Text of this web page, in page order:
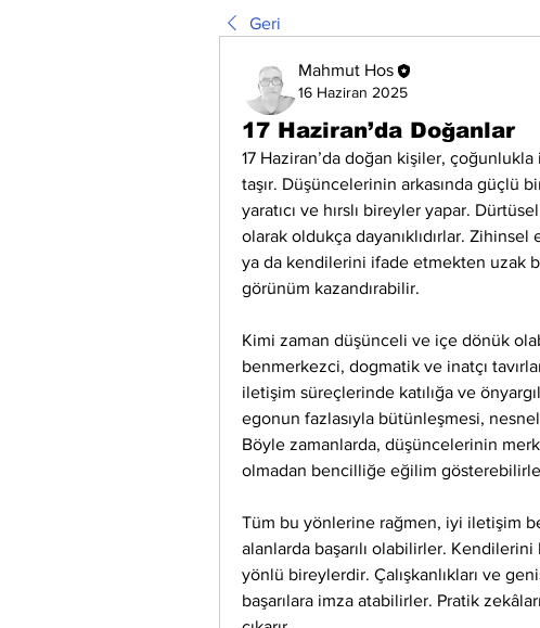
Geri
Mahmut Hos
16 Haziran 2025
17 Haziran’da Doğanlar
17 Haziran’da doğan kişiler,
taşır. Düşüncelerinin arkasında güçlü
yaratıcı ve hırslı bireyler yapar.
olarak oldukça dayanıklıdırlar.
ya da kendilerini ifade etmekten uzak
görünüm kazandırabilir.
Kimi zaman düşünceli ve içe dönük
benmerkezci, dogmatik ve inatçı
iletişim süreçlerinde katılığa ve
egonun fazlasıyla bütünleşmesi,
Böyle zamanlarda, düşüncelerinin
olmadan bencilliğe eğilim
Tüm bu yönlerine rağmen, iyi iletişim
alanlarda başarılı olabilirler.
yönlü bireylerdir. Çalışkanlıkları ve
başarılara imza atabilirler. Pratik